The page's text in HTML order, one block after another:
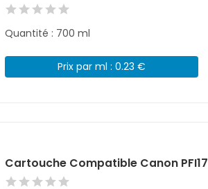
Quantité : 700 ml
Prix par ml : 0.23 €
Cartouche Compatible Canon